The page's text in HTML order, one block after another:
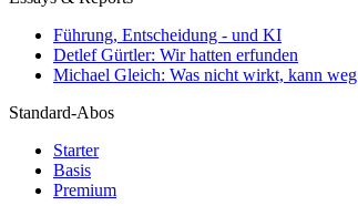
Führung, Entscheidung - und KI
Detlef Gürtler: Wir hatten erfunden
Michael Gleich: Was nicht wirkt, kann weg
Standard-Abos
Starter
Basis
Premium